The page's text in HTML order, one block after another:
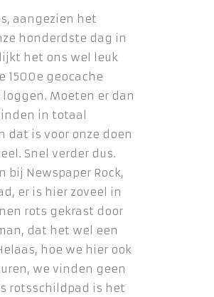
aangezien het
honderdste dag in
het ons wel leuk
1500e geocache
Moeten er dan
in totaal
dat is voor onze doen
Snel verder dus.
bij Newspaper Rock,
er is hier zoveel in
rots gekrast door
dat het wel een
hoe we hier ook
we vinden geen
rotsschildpad is het